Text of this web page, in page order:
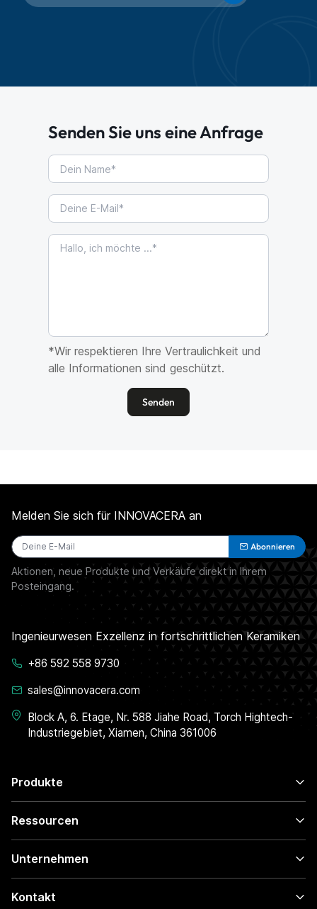
Senden Sie uns eine Anfrage
*Wir respektieren Ihre Vertraulichkeit und
alle Informationen sind geschützt.
Senden
Produkte
Ressourcen
Unternehmen
Kontakt
Melden Sie sich für INNOVACERA an
Abonnieren
Aktionen, neue Produkte und Verkäufe direkt in Ihrem
Posteingang.
Ingenieurwesen Exzellenz in fortschrittlichen Keramiken
+86 592 558 9730
sales@innovacera.com
Block A, 6. Etage, Nr. 588 Jiahe Road, Torch Hightech-
Industriegebiet, Xiamen, China 361006